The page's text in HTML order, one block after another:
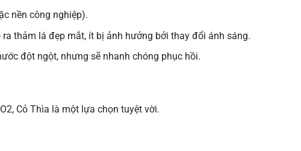
nền công nghiệp).
thảm lá đẹp mắt, ít bị ảnh hưởng bởi thay đổi ánh sáng.
đột ngột, nhưng sẽ nhanh chóng phục hồi.
Cỏ Thìa là một lựa chọn tuyệt vời.